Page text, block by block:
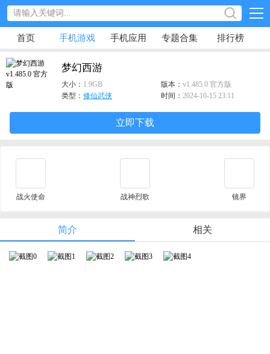
首页 手机游戏 手机应用 专题合集 排行榜
梦幻西游
大小： 1.9GB 版本： v1.485.0 官方版
类型： 修仙武侠 时间： 2024-10-15 23:11
立即下载
战火使命 战神烈歌 镜界
简介 相关